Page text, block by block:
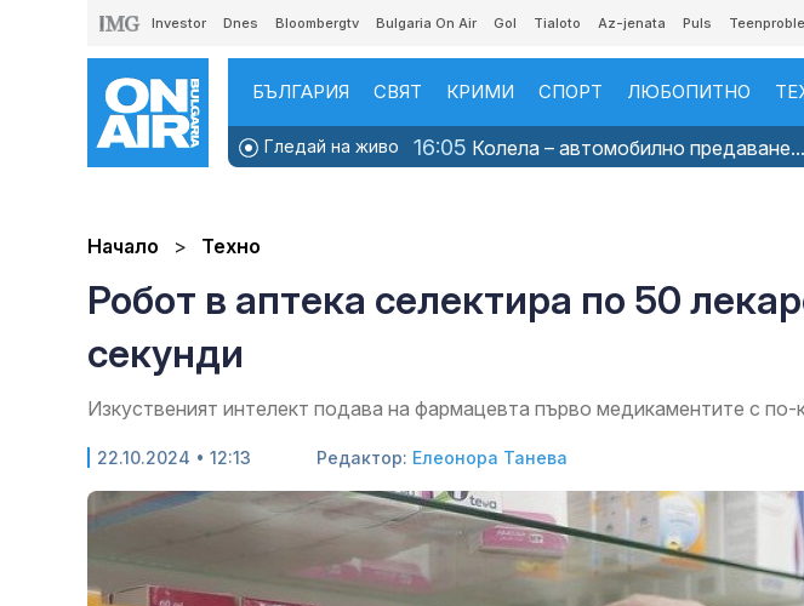
Investor Dnes Bloombergtv Bulgaria On Air Gol Tialoto Az-jenata Puls
БЪЛГАРИЯ СВЯТ КРИМИ СПОРТ ЛЮБОПИТНО
Гледай на живо 16:05 Колела – автомобилно предаване...
Начало Техно
Робот в аптека селектира по 50
секунди
Изкуственият интелект подава на фармацевта първо медикаментите с по-
22.10.2024 • 12:13 Редактор: Елеонора Танева